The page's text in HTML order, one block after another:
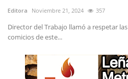
Editora Noviembre 21, 2024 357
Director del Trabajo llamó a respetar
comicios de este...